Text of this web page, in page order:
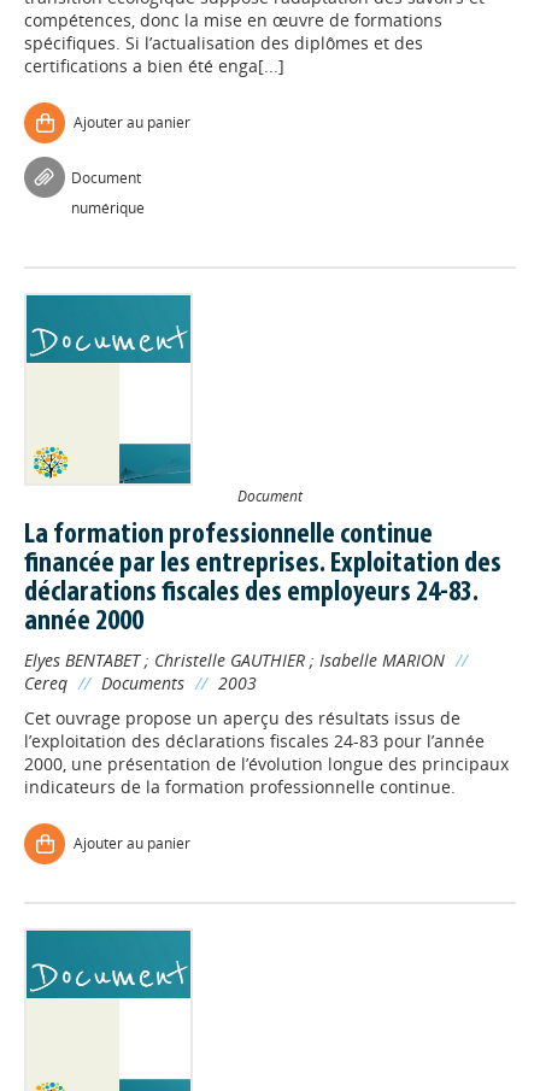
compétences, donc la mise en œuvre de formations
spécifiques. Si l’actualisation des diplômes et des
certifications a bien été enga[...]
Ajouter au panier
Document
numérique
Document
La formation professionnelle continue
financée par les entreprises. Exploitation des
déclarations fiscales des employeurs 24-83.
année 2000
Elyes BENTABET; Christelle GAUTHIER ; Isabelle MARION //
Cereq // Documents // 2003
Cet ouvrage propose un aperçu des résultats issus de
l’exploitation des déclarations fiscales 24-83 pour l’année
2000, une présentation de l’évolution longue des principaux
indicateurs de la formation professionnelle continue.
Ajouter au panier